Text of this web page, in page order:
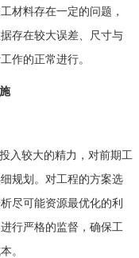
材料存在一定的问题，
存在较大误差、尺寸与
作的正常进行。
入较大的精力，对前期工
规划。对工程的方案选
尽可能资源最优化的利
行严格的监督，确保工
。